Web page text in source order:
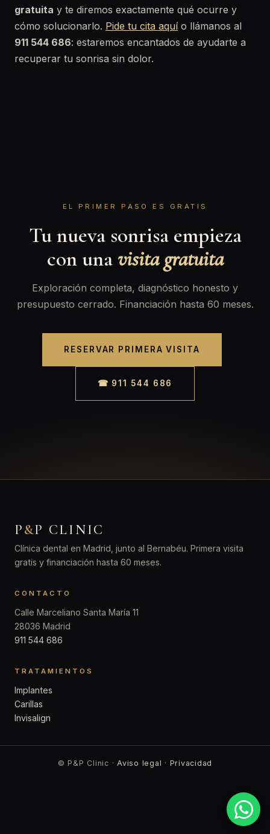
gratuita y te diremos exactamente qué ocurre y
cómo solucionarlo. Pide tu cita aquío llámanos al
911 544 686: estaremos encantados de ayudarte a
recuperar tu sonrisa sin dolor.
EL PRIMER PASO ES GRATIS
Tu nueva sonrisa empieza
con unavisita gratuita
Exploración completa, diagnóstico honesto y
presupuesto cerrado. Financiación hasta 60 meses.
RESERVAR PRIMERA VISITA
☎ 911 544 686
P&P CLINIC
Clínica dental en Madrid, junto al Bernabéu. Primera visita
gratis y financiación hasta 60 meses.
CONTACTO
Calle Marceliano Santa María 11
28036 Madrid
911 544 686
TRATAMIENTOS
Implantes
Carillas
Invisalign
© P&P Clinic ·Aviso legal · Privacidad